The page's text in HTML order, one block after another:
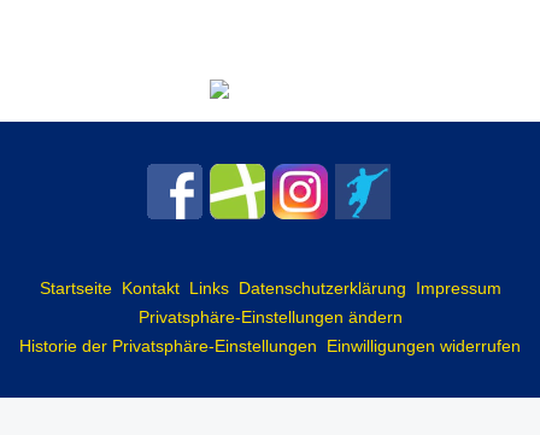
Startseite Kontakt Links Datenschutzerklärung
Impressum
Privatsphäre-Einstellungen ändern
Historie der Privatsphäre-Einstellungen
Einwilligungen widerrufen